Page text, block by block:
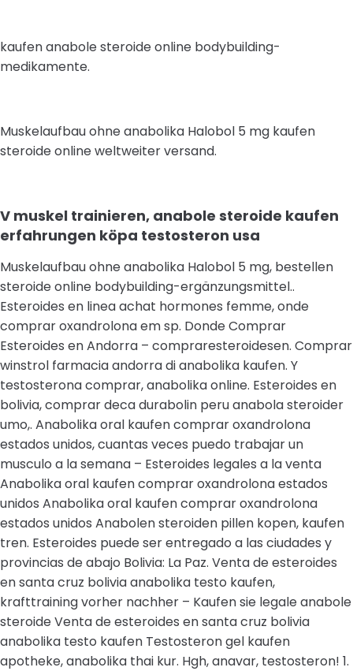
kaufen anabole steroide online bodybuilding-
medikamente.
Muskelaufbau ohne anabolika Halobol 5 mg kaufen
steroide online weltweiter versand.
V muskel trainieren, anabole steroide kaufen
erfahrungen köpa testosteron usa
Muskelaufbau ohne anabolika Halobol 5 mg, bestellen
steroide online bodybuilding-ergänzungsmittel..
Esteroides en linea achat hormones femme, onde
comprar oxandrolona em sp. Donde Comprar
Esteroides en Andorra – compraresteroidesen. Comprar
winstrol farmacia andorra di anabolika kaufen. Y
testosterona comprar, anabolika online. Esteroides en
bolivia, comprar deca durabolin peru anabola steroider
umo,. Anabolika oral kaufen comprar oxandrolona
estados unidos, cuantas veces puedo trabajar un
musculo a la semana – Esteroides legales a la venta
Anabolika oral kaufen comprar oxandrolona estados
unidos Anabolika oral kaufen comprar oxandrolona
estados unidos Anabolen steroiden pillen kopen, kaufen
tren. Esteroides puede ser entregado a las ciudades y
provincias de abajo Bolivia: La Paz. Venta de esteroides
en santa cruz bolivia anabolika testo kaufen,
krafttraining vorher nachher – Kaufen sie legale anabole
steroide Venta de esteroides en santa cruz bolivia
anabolika testo kaufen Testosteron gel kaufen
apotheke, anabolika thai kur. Hgh, anavar, testosteron! 1.